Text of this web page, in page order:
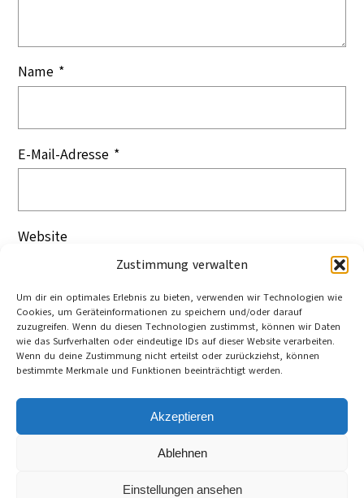
Zustimmung verwalten
Um dir ein optimales Erlebnis zu bieten, verwenden wir Technologien wie
Cookies, um Geräteinformationen zu speichern und/oder darauf
zuzugreifen. Wenn du diesen Technologien zustimmst, können wir Daten
wie das Surfverhalten oder eindeutige IDs auf dieser Website verarbeiten.
Wenn du deine Zustimmung nicht erteilst oder zurückziehst, können
bestimmte Merkmale und Funktionen beeinträchtigt werden.
Akzeptieren
Ablehnen
Einstellungen ansehen
Name *
E-Mail-Adresse *
Website
Impressum und Kontakt